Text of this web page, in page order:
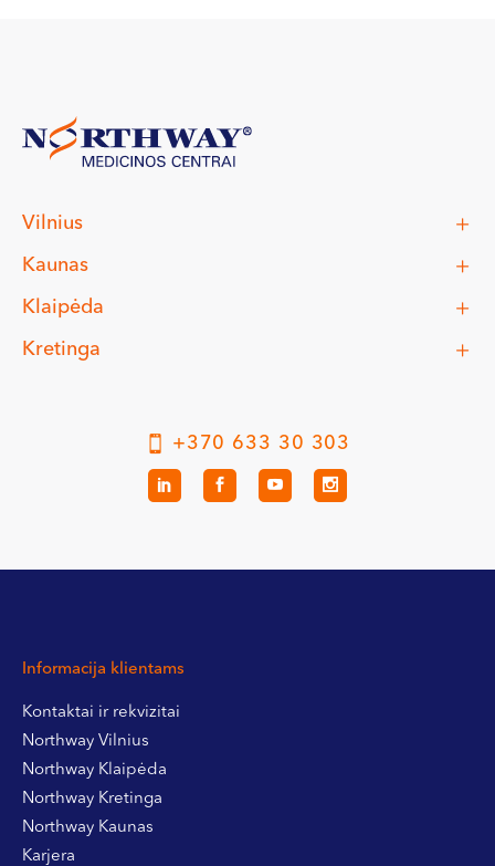
Vilnius
Kaunas
Klaipėda
Kretinga
+370 633 30 303
Informacija klientams
Kontaktai ir rekvizitai
Northway Vilnius
Northway Klaipėda
Northway Kretinga
Northway Kaunas
Karjera